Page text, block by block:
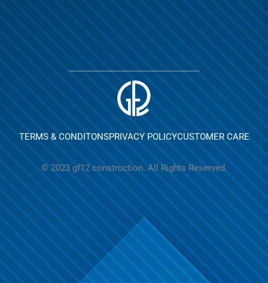
TERMS & CONDITONSPRIVACY POLICYCUSTOMER CARE
© 2023 gf12 construction. All Rights Reserved.